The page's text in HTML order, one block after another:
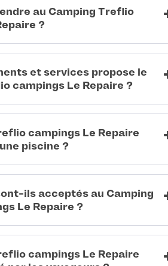
au Camping Treflio
?
et services propose le
campings Le Repaire ?
campings Le Repaire
piscine ?
ils acceptés au Camping
Le Repaire ?
campings Le Repaire